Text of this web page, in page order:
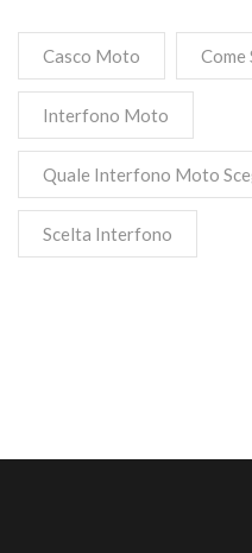
Casco Moto
Interfono Moto
Quale Interfono Moto
Scelta Interfono